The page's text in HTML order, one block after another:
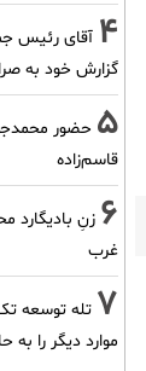
4 آقای رئیس
گزارش خود به
5 حضور
قاسم‌زاده
6 زنِ
غرب
7 تله توسعه
موارد دیگر را به